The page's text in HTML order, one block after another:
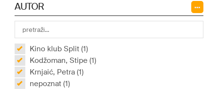
AUTOR
Kino klub Split (1)
Kodžoman, Stipe (1)
Krnjaić, Petra (1)
nepoznat (1)